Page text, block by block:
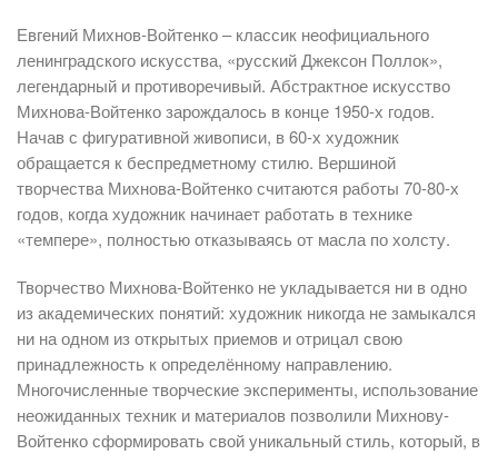
Евгений Михнов-Войтенко – классик неофициального
ленинградского искусства, «русский Джексон Поллок»,
легендарный и противоречивый. Абстрактное искусство
Михнова-Войтенко зарождалось в конце 1950-х годов.
Начав с фигуративной живописи, в 60-х художник
обращается к беспредметному стилю. Вершиной
творчества Михнова-Войтенко считаются работы 70-80-х
годов, когда художник начинает работать в технике
«темпере», полностью отказываясь от масла по холсту.
Творчество Михнова-Войтенко не укладывается ни в одно
из академических понятий: художник никогда не замыкался
ни на одном из открытых приемов и отрицал свою
принадлежность к определённому направлению.
Многочисленные творческие эксперименты, использование
неожиданных техник и материалов позволили Михнову-
Войтенко сформировать свой уникальный стиль, который, в